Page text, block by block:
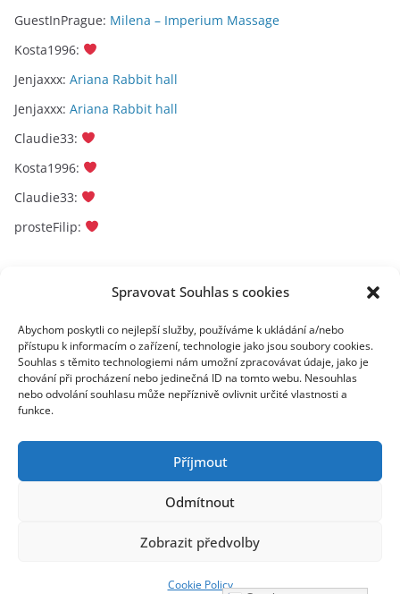
Spravovat Souhlas s cookies
Abychom poskytli co nejlepší služby, používáme k ukládání a/nebo
přístupu k informacím o zařízení, technologie jako jsou soubory cookies.
Souhlas s těmito technologiemi nám umožní zpracovávat údaje, jako je
chování při procházení nebo jedinečná ID na tomto webu. Nesouhlas
nebo odvolání souhlasu může nepříznivě ovlivnit určité vlastnosti a
funkce.
Příjmout
Odmítnout
Zobrazit předvolby
Cookie Policy
GuestInPrague: Milena – Imperium Massage
Kosta1996:
Jenjaxxx: Ariana Rabbit hall
Jenjaxxx: Ariana Rabbit hall
Claudie33:
Kosta1996:
Claudie33:
prosteFilip:
A
c
h toplist
Recenze.Tapky.Info . All rights reserved.
by ThemeGrill. Powered by